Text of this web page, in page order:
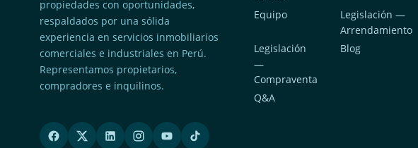
propiedades con oportunidades,
respaldados por una sólida
experiencia en servicios inmobiliarios
comerciales e industriales en Perú.
Representamos propietarios,
compradores e inquilinos.
Equipo
Legislación —
Arrendamiento
Legislación
—
Compraventa
Blog
Q&A